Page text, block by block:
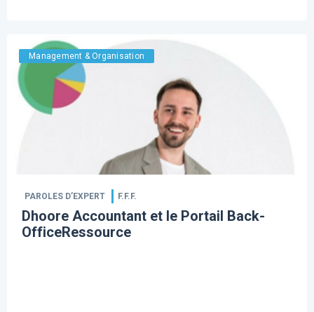
Management & Organisation
PAROLES D’EXPERT F.F.F.
Dhoore Accountant et le Portail Back-
OfficeRessource